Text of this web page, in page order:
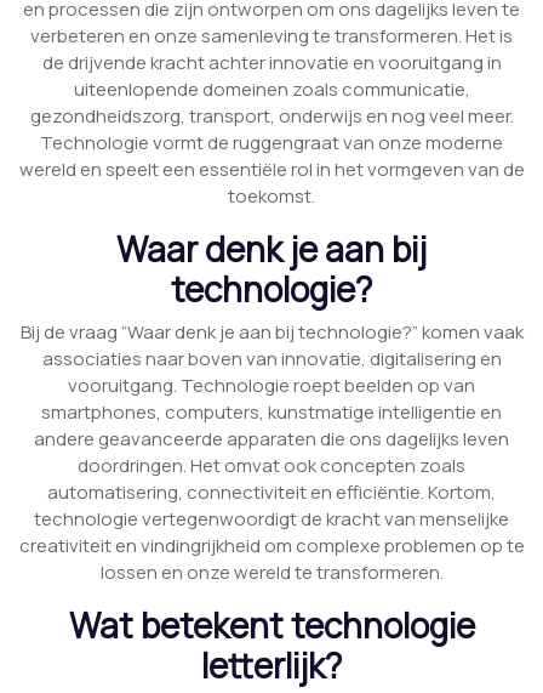
en processen die zijn ontworpen om ons dagelijks leven te
verbeteren en onze samenleving te transformeren. Het is
de drijvende kracht achter innovatie en vooruitgang in
uiteenlopende domeinen zoals communicatie,
gezondheidszorg, transport, onderwijs en nog veel meer.
Technologie vormt de ruggengraat van onze moderne
wereld en speelt een essentiële rol in het vormgeven van de
toekomst.
Waar denk je aan bij
technologie?
Bij de vraag “Waar denk je aan bij technologie?” komen vaak
associaties naar boven van innovatie, digitalisering en
vooruitgang. Technologie roept beelden op van
smartphones, computers, kunstmatige intelligentie en
andere geavanceerde apparaten die ons dagelijks leven
doordringen. Het omvat ook concepten zoals
automatisering, connectiviteit en efficiëntie. Kortom,
technologie vertegenwoordigt de kracht van menselijke
creativiteit en vindingrijkheid om complexe problemen op te
lossen en onze wereld te transformeren.
Wat betekent technologie
letterlijk?